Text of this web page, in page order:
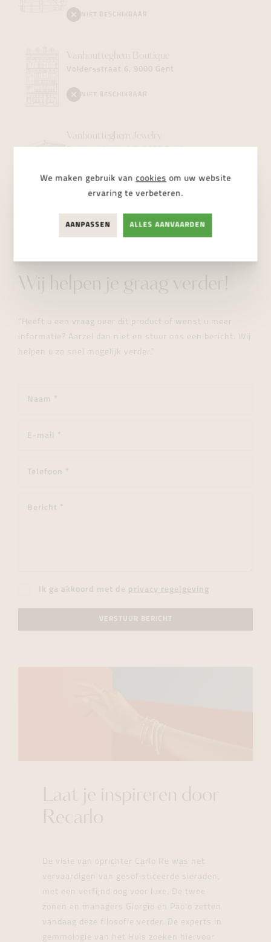
NIET BESCHIKBAAR
Vanhoutteghem Boutique
Voldersstraat 6, 9000 Gent
NIET BESCHIKBAAR
Vanhoutteghem Jewelry
BESCHIKBAAR
Wij helpen je graag verder!
"Heeft u een vraag over dit product of wenst u meer
informatie? Aarzel dan niet en stuur ons een bericht. Wij
helpen u zo snel mogelijk verder."
Ik ga akkoord met de privacy regelgeving
VERSTUUR BERICHT
Laat je inspireren door
Recarlo
De visie van oprichter Carlo Re was het
vervaardigen van gesofisticeerde sieraden,
met een verfijnd oog voor luxe. De twee
zonen en managers Giorgio en Paolo zetten
vandaag deze filosofie verder. De experts in
gemmologie van het Huis zoeken hiervoor
We maken gebruik van cookies om uw website
ervaring te verbeteren.
AANPASSEN ALLES AANVAARDEN